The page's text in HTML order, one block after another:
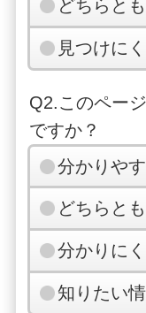
どちらと
見つけに
Q2.このペー
ですか？
分かりや
どちらと
分かりに
知りたい